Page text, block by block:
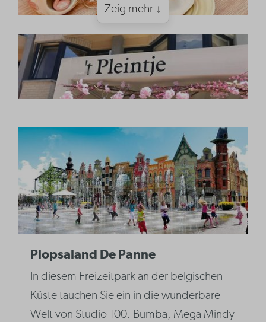
Zeig mehr ↓
Plopsaland De Panne
In diesem Freizeitpark an der belgischen
Küste tauchen Sie ein in die wunderbare
Welt von Studio 100. Bumba, Mega Mindy